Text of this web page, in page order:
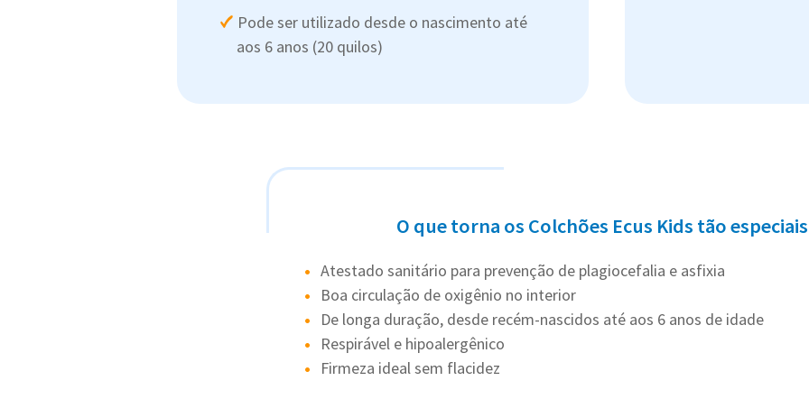
Pode ser utilizado desde o nascimento até
aos 6 anos (20 quilos)
O que torna os Colchões Ecus Kids tão
Atestado sanitário para prevenção de plagiocefalia e asfixia
Boa circulação de oxigênio no interior
De longa duração, desde recém-nascidos até aos 6 anos de idade
Respirável e hipoalergênico
Firmeza ideal sem flacidez